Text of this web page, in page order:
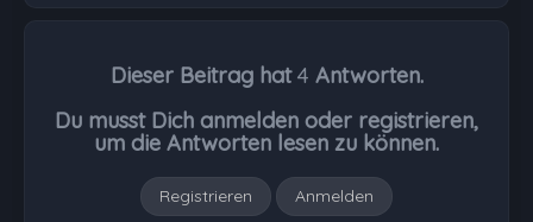
Dieser Beitrag hat4 Antworten.
Du musst Dich anmelden oder registrieren,
um die Antworten lesen zu können.
Registrieren Anmelden